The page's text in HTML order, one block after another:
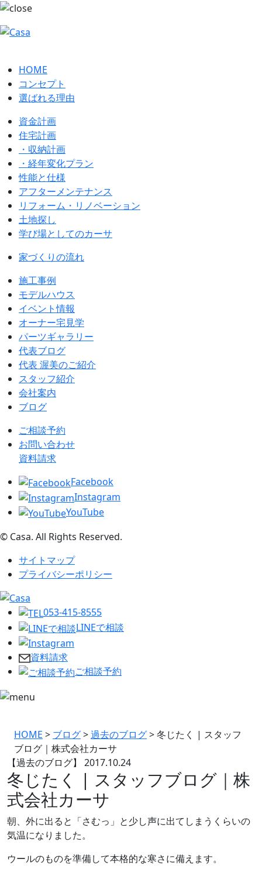
HOME
コンセプト
選ばれる理由
資金計画
住宅計画
・収納計画
・経年変化プラン
性能と仕様
アフターメンテナンス
リフォーム・リノベーション
土地探し
学び場としてのカーサ
家づくりの流れ
施工事例
モデルハウス
イベント情報
オーナー宅見学
パーツギャラリー
代表ブログ
代表 渥美のご紹介
スタッフ紹介
会社案内
ブログ
ご相談予約
お問い合わせ
資料請求
Facebook
Instagram
YouTube
© Casa. All Rights Reserved.
サイトマップ
プライバシーポリシー
053-415-8555
LINEで相談
資料請求
ご相談予約
HOME > ブログ>過去のブログ>冬じたく | スタッフ
ブログ｜株式会社カーサ
【過去のブログ】 2017.10.24
冬じたく | スタッフブログ｜株
式会社カーサ
朝、外に出ると「さむっ」と少し声に出てしまうくらいの
気温になりました。
ウールのものを準備して本格的な寒さに備えます。